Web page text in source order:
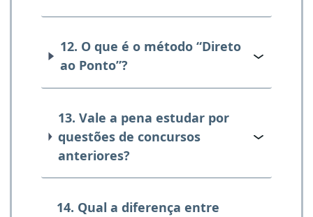
12. O que é o método “Direto
ao Ponto”?
13. Vale a pena estudar por
questões de concursos
anteriores?
14. Qual a diferença entre